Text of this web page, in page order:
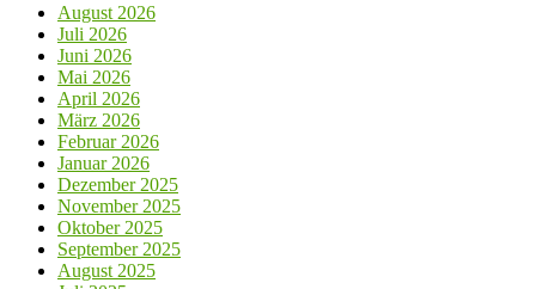
August 2026
Juli 2026
Juni 2026
Mai 2026
April 2026
März 2026
Februar 2026
Januar 2026
Dezember 2025
November 2025
Oktober 2025
September 2025
August 2025